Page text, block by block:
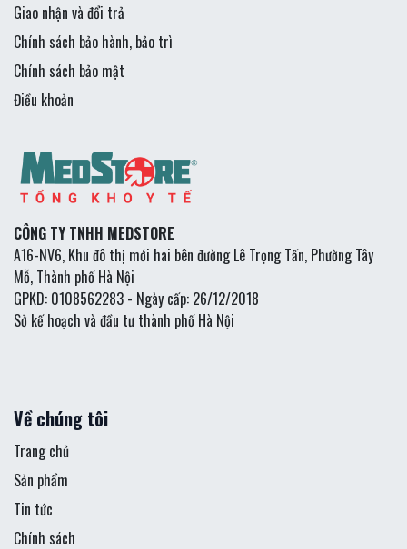
Giao nhận và đổi trả
Chính sách bảo hành, bảo trì
Chính sách bảo mật
Điều khoản
CÔNG TY TNHH MEDSTORE
A16-NV6, Khu đô thị mới hai bên đường Lê Trọng Tấn, Phường Tây
Mỗ, Thành phố Hà Nội
GPKD: 0108562283 - Ngày cấp: 26/12/2018
Sở kế hoạch và đầu tư thành phố Hà Nội
Về chúng tôi
Trang chủ
Sản phẩm
Tin tức
Chính sách